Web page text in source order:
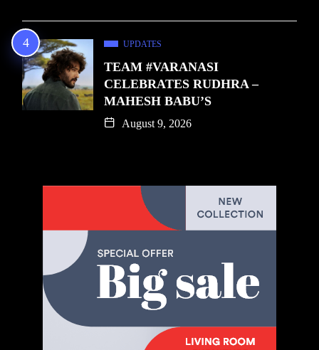
UPDATES
TEAM #VARANASI
CELEBRATES RUDHRA –
MAHESH BABU’S
August 9, 2026